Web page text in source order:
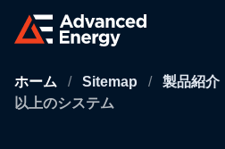
ホーム / Sitemap / 製品紹介
以上のシステム